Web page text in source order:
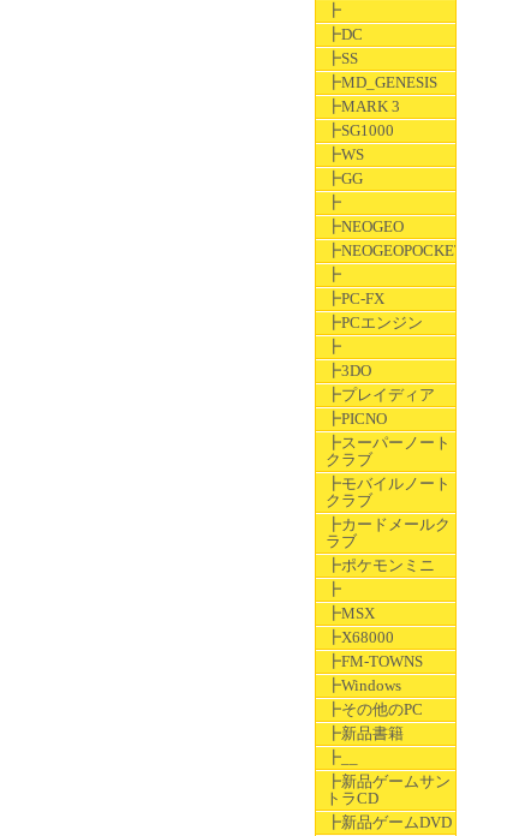
┣
┣DC
┣SS
┣MD_GENESIS
┣MARK 3
┣SG1000
┣WS
┣GG
┣
┣NEOGEO
┣NEOGEOPOCKET
┣
┣PC-FX
┣PCエンジン
┣
┣3DO
┣プレイディア
┣PICNO
┣スーパーノート
クラブ
┣モバイルノート
クラブ
┣カードメールク
ラブ
┣ポケモンミニ
┣
┣MSX
┣X68000
┣FM-TOWNS
┣Windows
┣その他のPC
┣新品書籍
┣__
┣新品ゲームサン
トラCD
┣新品ゲームDVD